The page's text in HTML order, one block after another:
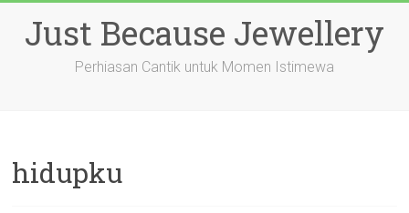
contentJust Because Jewellery
Perhiasan Cantik untuk Momen Istimewa
hidupku